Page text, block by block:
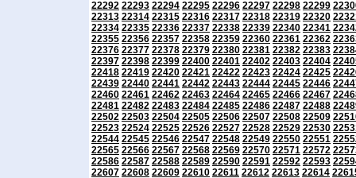
22292 22293 22294 22295 22296 22297 22298 22299
22313 22314 22315 22316 22317 22318 22319 22320
22334 22335 22336 22337 22338 22339 22340 22341
22355 22356 22357 22358 22359 22360 22361 22362
22376 22377 22378 22379 22380 22381 22382 22383
22397 22398 22399 22400 22401 22402 22403 22404
22418 22419 22420 22421 22422 22423 22424 22425
22439 22440 22441 22442 22443 22444 22445 22446
22460 22461 22462 22463 22464 22465 22466 22467
22481 22482 22483 22484 22485 22486 22487 22488
22502 22503 22504 22505 22506 22507 22508 22509
22523 22524 22525 22526 22527 22528 22529 22530
22544 22545 22546 22547 22548 22549 22550 22551
22565 22566 22567 22568 22569 22570 22571 22572
22586 22587 22588 22589 22590 22591 22592 22593
22607 22608 22609 22610 22611 22612 22613 22614